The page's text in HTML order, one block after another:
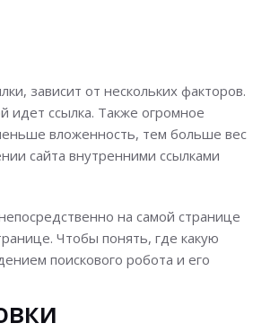
зависит от нескольких факторов.
идет ссылка. Также огромное
вложенность, тем больше вес
сайта внутренними ссылками
на самой странице
Чтобы понять, где какую
поискового робота и его